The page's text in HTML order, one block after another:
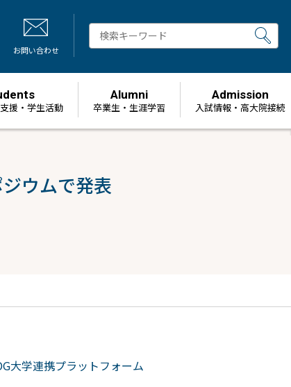
お問い合わせ
援・学生活動
Alumni
卒業生・生涯学習
Admission
⼊試情報・高大院接続
ウムで発表
大学連携プラットフォーム